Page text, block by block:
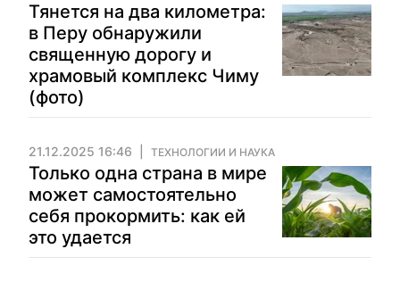
Тянется на два километра:
в Перу обнаружили
священную дорогу и
храмовый комплекс Чиму
(фото)
21.12.2025 16:46 ТЕХНОЛОГИИ И НАУКА
Только одна страна в мире
может самостоятельно
себя прокормить: как ей
это удается